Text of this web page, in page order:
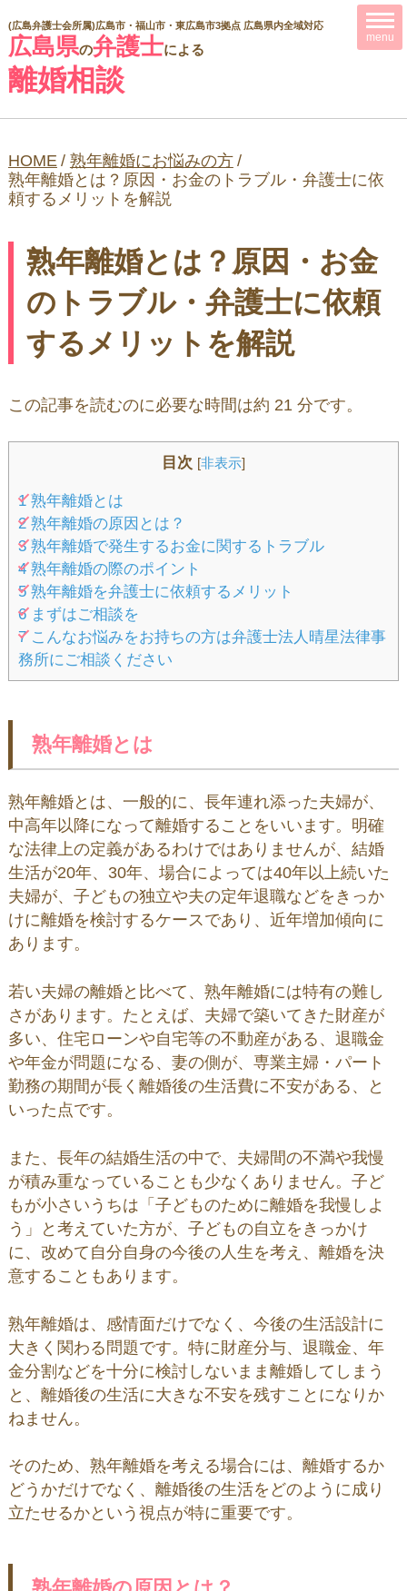
広島県の弁護士による
離婚相談
(広島弁護士会所属)広島市・福山市・東広島市3拠点 広島県内全域対応
menu
HOME / 熟年離婚にお悩みの方 /
熟年離婚とは？原因・お金のトラブル・弁護士に依
頼するメリットを解説
熟年離婚とは？原因・お金
のトラブル・弁護士に依頼
するメリットを解説
この記事を読むのに必要な時間は約 21 分です。
目次 [非表示]
1熟年離婚とは
2熟年離婚の原因とは？
3熟年離婚で発生するお金に関するトラブル
4熟年離婚の際のポイント
5熟年離婚を弁護士に依頼するメリット
6まずはご相談を
7こんなお悩みをお持ちの方は弁護士法人晴星法律事
務所にご相談ください
熟年離婚とは
熟年離婚とは、一般的に、長年連れ添った夫婦が、
中高年以降になって離婚することをいいます。明確
な法律上の定義があるわけではありませんが、結婚
生活が20年、30年、場合によっては40年以上続いた
夫婦が、子どもの独立や夫の定年退職などをきっか
けに離婚を検討するケースであり、近年増加傾向に
あります。
若い夫婦の離婚と比べて、熟年離婚には特有の難し
さがあります。たとえば、夫婦で築いてきた財産が
多い、住宅ローンや自宅等の不動産がある、退職金
や年金が問題になる、妻の側が、専業主婦・パート
勤務の期間が長く離婚後の生活費に不安がある、と
いった点です。
また、長年の結婚生活の中で、夫婦間の不満や我慢
が積み重なっていることも少なくありません。子ど
もが小さいうちは「子どものために離婚を我慢しよ
う」と考えていた方が、子どもの自立をきっかけ
に、改めて自分自身の今後の人生を考え、離婚を決
意することもあります。
熟年離婚は、感情面だけでなく、今後の生活設計に
大きく関わる問題です。特に財産分与、退職金、年
金分割などを十分に検討しないまま離婚してしまう
と、離婚後の生活に大きな不安を残すことになりか
ねません。
そのため、熟年離婚を考える場合には、離婚するか
どうかだけでなく、離婚後の生活をどのように成り
立たせるかという視点が特に重要です。